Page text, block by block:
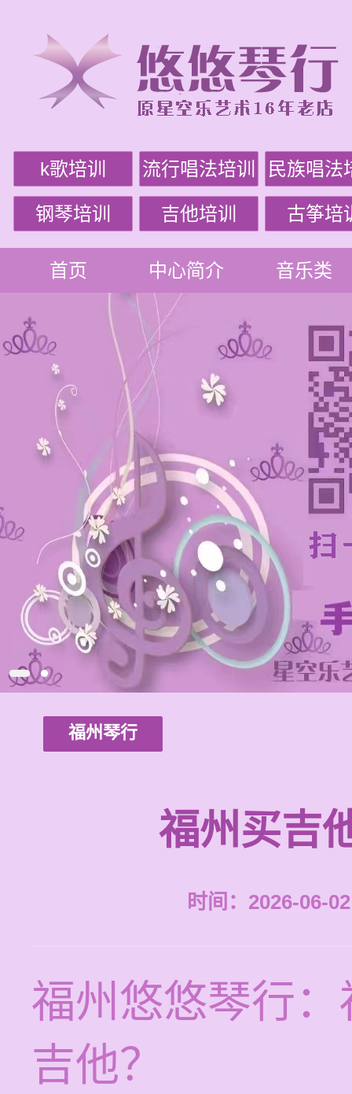
k歌培训 流行唱法培训 民族唱法
钢琴培训 吉他培训 古筝培
首页 中心简介 音乐类
福州琴行
福州买吉
时间：2026-06-
福州悠悠琴行
吉他？